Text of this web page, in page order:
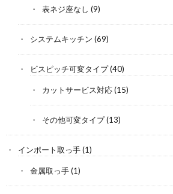
表ネジ座なし (9)
システムキッチン (69)
ビスピッチ可変タイプ(40)
カットサービス対応(15)
その他可変タイプ(13)
インポート取っ手(1)
金属取っ手(1)